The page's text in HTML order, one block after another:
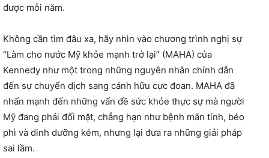
được mỗi năm.
Không cần tìm đâu xa, hãy nhìn vào chương trình nghị sự
“Làm cho nước Mỹ khỏe mạnh trở lại” (MAHA) của
Kennedy như một trong những nguyên nhân chính dẫn
đến sự chuyển dịch sang cánh hữu cực đoan. MAHA đã
nhấn mạnh đến những vấn đề sức khỏe thực sự mà người
Mỹ đang phải đối mặt, chẳng hạn như bệnh mãn tính, béo
phì và dinh dưỡng kém, nhưng lại đưa ra những giải pháp
sai lầm.